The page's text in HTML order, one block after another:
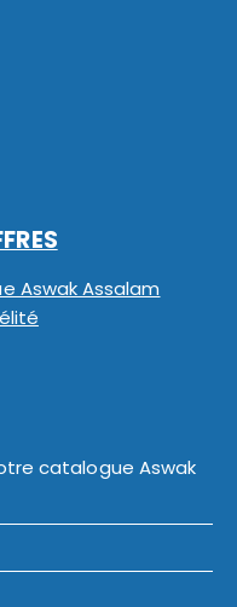
Aswak Assalam
catalogue Aswak